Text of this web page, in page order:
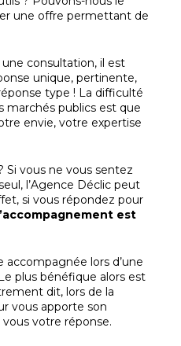
une offre permettant de
consultation, il est
unique, pertinente,
type ! La difficulté
marchés publics est que
envie, votre expertise
Si vous ne vous sentez
l’Agence Déclic peut
si vous répondez pour
est
lors d’une
plus bénéfique alors est
dit, lors de la
vous apporte son
votre réponse.